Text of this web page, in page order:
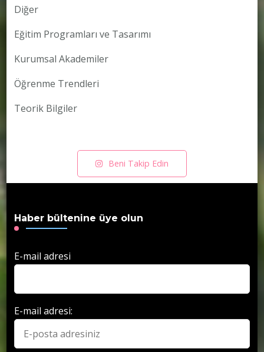
Diğer
Eğitim Programları ve Tasarımı
Kurumsal Akademiler
Öğrenme Trendleri
Teorik Bilgiler
Beni Takip Edin
Haber bültenine üye olun
E-mail adresi
E-mail adresi: